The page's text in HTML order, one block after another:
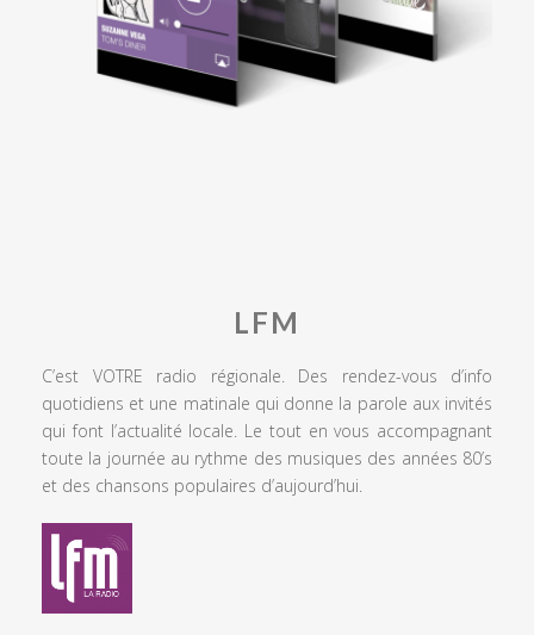
LFM
C’est VOTRE radio régionale. Des rendez-vous d’info
quotidiens et une matinale qui donne la parole aux invités
qui font l’actualité locale. Le tout en vous accompagnant
toute la journée au rythme des musiques des années 80’s
et des chansons populaires d’aujourd’hui.